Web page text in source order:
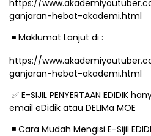
https://
ganjaran-hebat-akademi.html
◾ ️ Maklumat Lanjut di :
https://
ganjaran-hebat-akademi.html
✅ E-SIJIL PENYERTAAN EDIDIK
email eDidik atau DELIMa MOE
◾ Cara Mudah Mengisi E-Sijil